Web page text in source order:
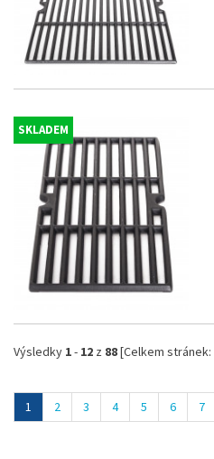
SKLADEM
Výsledky 1- 12 z 88[Celkem stránek:
1 2 3 4 5 6 7